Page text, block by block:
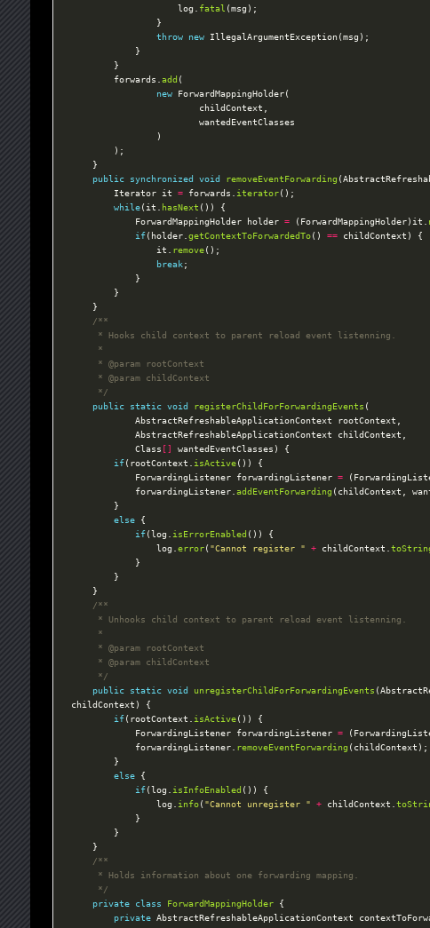
					log.
fatal
throw
new
		forwards.
add
new
public
synchronized void removeEventForwarding
		Iterator it
= forwards. iterator
while(it. hasNext
			ForwardMappingHolder holder
= (ForwardMappingHolder)it.
if(holder. getContextToForwardedTo() ==
				it.
remove
break
	 */
public
static void registerChildForForwardingEvents
			Class
[]
if(rootContext. isActive
			ForwardingListener forwardingListener
=
			forwardingListener.
addEventForwarding
else
if(log. isErrorEnabled
				log.
error( "Cannot register " + childContext.
	 */
public
static void unregisterChildForForwardingEvents
if(rootContext. isActive
			ForwardingListener forwardingListener
=
			forwardingListener.
removeEventForwarding
else
if(log. isInfoEnabled
				log.
info( "Cannot unregister " + childContext.
	 */
private
class ForwardMappingHolder
private